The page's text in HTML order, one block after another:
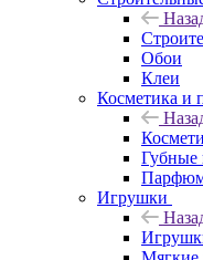
Обои
Клеи
Косметика и
Губные
Игрушки